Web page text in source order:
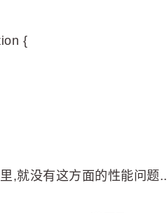
{
,就没有这方面的性能问题..